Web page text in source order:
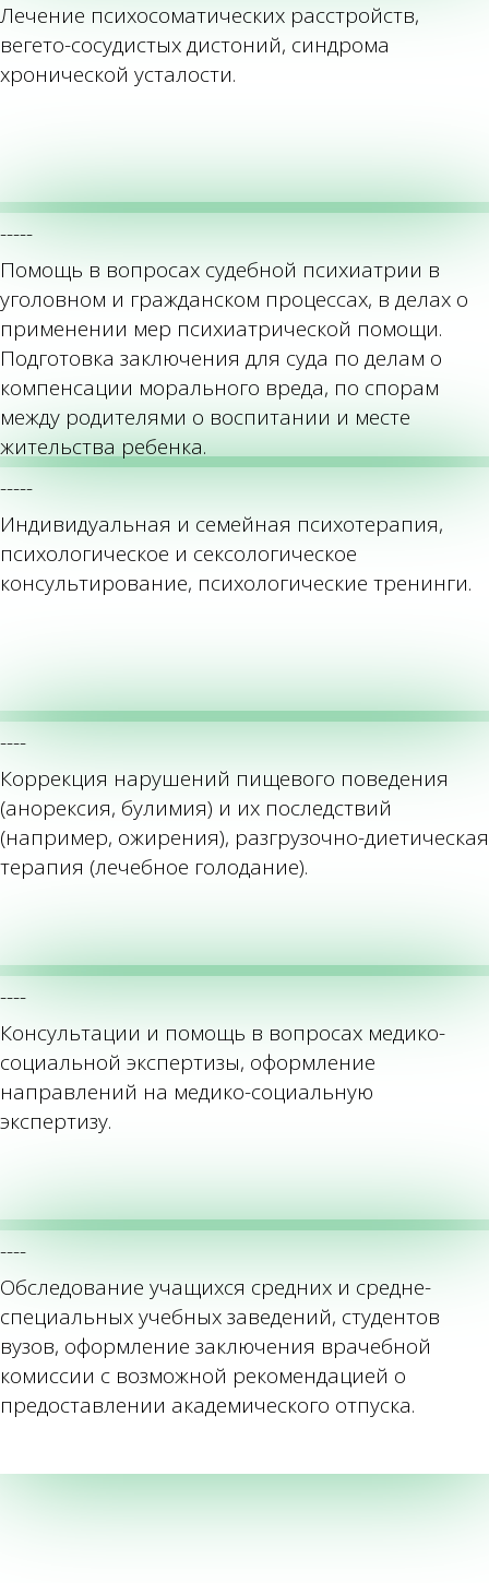
Лечение психосоматических расстройств,
вегето-сосудистых дистоний, синдрома
хронической усталости.
-----
Помощь в вопросах судебной психиатрии в
уголовном и гражданском процессах, в делах о
применении мер психиатрической помощи.
Подготовка заключения для суда по делам о
компенсации морального вреда, по спорам
между родителями о воспитании и месте
жительства ребенка.
-----
Индивидуальная и семейная психотерапия,
психологическое и сексологическое
консультирование, психологические тренинги.
----
Коррекция нарушений пищевого поведения
(анорексия, булимия) и их последствий
(например, ожирения), разгрузочно-диетическая
терапия (лечебное голодание).
----
Консультации и помощь в вопросах медико-
социальной экспертизы, оформление
направлений на медико-социальную
экспертизу.
----
Обследование учащихся средних и средне-
специальных учебных заведений, студентов
вузов, оформление заключения врачебной
комиссии с возможной рекомендацией о
предоставлении академического отпуска.